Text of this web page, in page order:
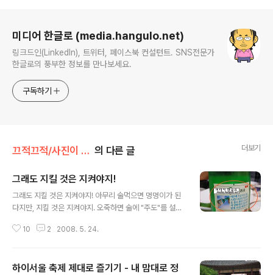
미디어 한글로 (media.hangulo.net)
링크드인(LinkedIn), 트위터, 페이스북 컨설턴트. SNS전문가
한글로의 풍부한 정보를 만나보세요.
구독하기
끄적끄적/사진이 있는 이야기 의 다른 글 더보기
그래도 지킬 것은 지켜야지!
그래도 지킬 것은 지켜야지! 아무리 술먹으면 멍멍이가 된
다지만, 지킬 것은 지켜야지. 오죽하면 술에 "주도"를 설명
병을 잡고 왼손은 오른팔의 밑에 대고 흔들리지 않게 조심
에 있는 점자 표시에 한 번 관심 가져주고... 아래 글 한 번
10 2 2008. 5. 24.
하이서울 축제 제대로 즐기기 - 내 맘대로 정